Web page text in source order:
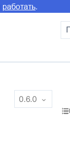
работать.
0.6.0